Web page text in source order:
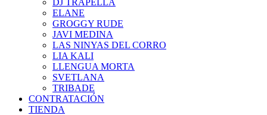
DJ TRAPELLA
ELANE
GROGGY RUDE
JAVI MEDINA
LAS NINYAS DEL CORRO
LIA KALI
LLENGUA MORTA
SVETLANA
TRIBADE
CONTRATACIÓN
TIENDA